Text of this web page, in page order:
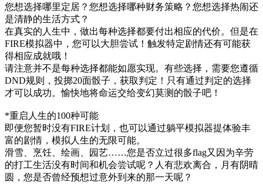
您想选择哪里定居？您想选择哪种财务策略？您想选择热闹还
是清静的生活方式？
在真实的人生中，做出每种选择都要付出相应的代价。但是在
FIRE模拟器中，您可以大胆尝试！触发特定剧情还有可能获
得相应成就哦！
请注意并不是每种选择都能如愿实现。有些选择，需要您遵循
DND规则，投掷20面骰子，获取判定！只有通过判定的选择
才可以成功。愉快地将命运交给变幻莫测的骰子吧！
*重启人生的100种可能
即便您暂时没有FIRE计划，也可以通过躺平模拟器提体验丰
富的剧情，模拟人生的无限可能。
滑雪、烹饪、绘画、园艺……您是否立过很多flag又因为辛劳
的打工生活没有时间和机会尝试呢？人有悲欢离合，月有阴晴
圆，您是否曾经预想过意外到来的那一天呢？